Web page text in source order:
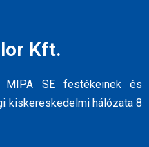
Kft.
SE festékeinek és
kiskereskedelmi hálózata 8